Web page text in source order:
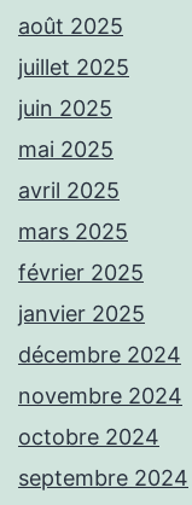
août 2025
juillet 2025
juin 2025
mai 2025
avril 2025
mars 2025
février 2025
janvier 2025
décembre 2024
novembre 2024
octobre 2024
septembre 2024